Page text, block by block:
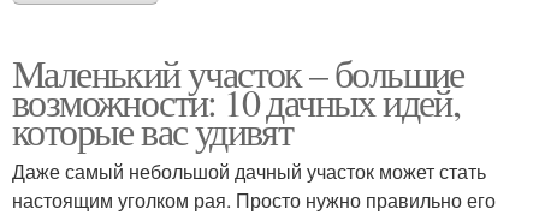
Маленький участок – большие
возможности: 10 дачных идей,
которые вас удивят
Даже самый небольшой дачный участок может стать
настоящим уголком рая. Просто нужно правильно его